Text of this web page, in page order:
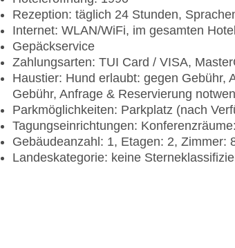
Rezeption: täglich 24 Stunden,
Internet: WLAN/WiFi, im gesamten
Gepäckservice
Zahlungsarten: TUI Card / VISA,
Haustier: Hund erlaubt: gegen Gebühr,
Gebühr, Anfrage & Reservierung
Parkmöglichkeiten: Parkplatz (nach
Tagungseinrichtungen:
Gebäudeanzahl: 1, Etagen: 2, Zimmer:
Landeskategorie: keine